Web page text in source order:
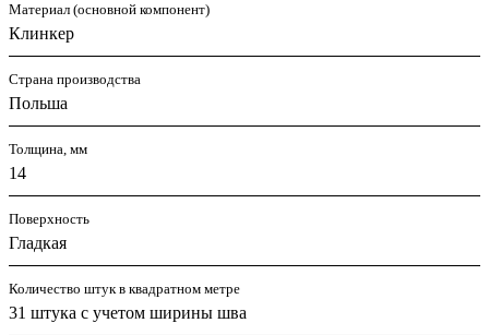
Материал (основной компонент)
Клинкер
Страна производства
Польша
Толщина, мм
14
Поверхность
Гладкая
Количество штук в квадратном метре
31 штука с учетом ширины шва